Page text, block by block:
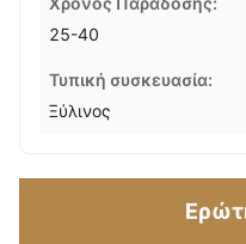
25-40
Τυπική συσκευασία:
Ξύλινος